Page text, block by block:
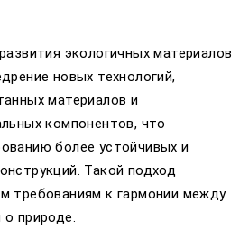
экологичных материалов
новых технологий,
материалов и
компонентов, что
более устойчивых и
Такой подход
требованиям к гармонии между
природе.